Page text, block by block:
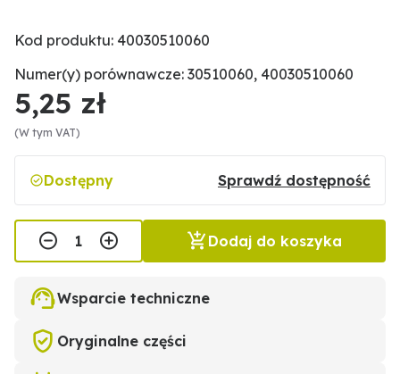
Kod produktu: 40030510060
Numer(y) porównawcze: 30510060, 40030510060
5,25 zł
(W tym VAT)
Dostępny Sprawdź dostępność
Dodaj do koszyka
Wsparcie techniczne
Oryginalne części